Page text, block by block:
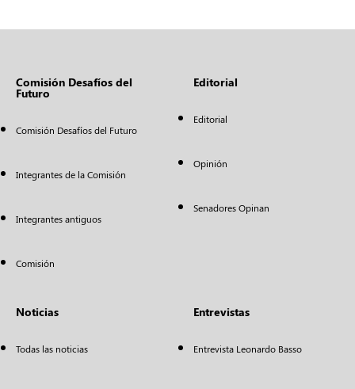
Comisión Desafíos del
Futuro
Comisión Desafíos del Futuro
Integrantes de la Comisión
Integrantes antiguos
Comisión
Editorial
Editorial
Opinión
Senadores Opinan
Noticias
Todas las noticias
Entrevistas
Entrevista Leonardo Basso